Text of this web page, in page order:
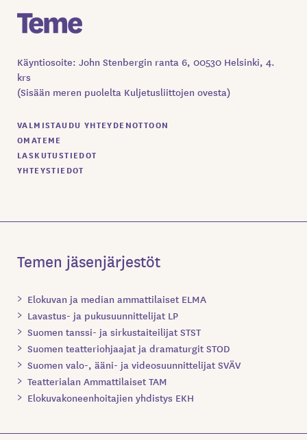
Käyntiosoite: John Stenbergin ranta 6, 00530 Helsinki, 4.
krs
(Sisään meren puolelta Kuljetusliittojen ovesta)
VALMISTAUDU YHTEYDENOTTOON
OMATEME
LASKUTUSTIEDOT
YHTEYSTIEDOT
Temen jäsenjärjestöt
Elokuvan ja median ammattilaiset ELMA
Lavastus- ja pukusuunnittelijat LP
Suomen tanssi- ja sirkustaiteilijat STST
Suomen teatteriohjaajat ja dramaturgit STOD
Suomen valo-, ääni- ja videosuunnittelijat SVÄV
Teatterialan Ammattilaiset TAM
Elokuvakoneenhoitajien yhdistys EKH